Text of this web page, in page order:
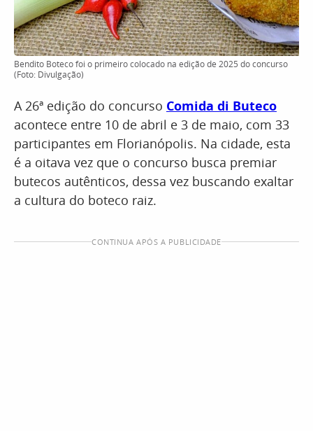
Bendito Boteco foi o primeiro colocado na edição de 2025 do concurso
(Foto: Divulgação)
A 26ª edição do concurso Comida di Buteco
acontece entre 10 de abril e 3 de maio, com 33
participantes em Florianópolis. Na cidade, esta
é a oitava vez que o concurso busca premiar
butecos autênticos, dessa vez buscando exaltar
a cultura do boteco raiz.
CONTINUA APÓS A PUBLICIDADE